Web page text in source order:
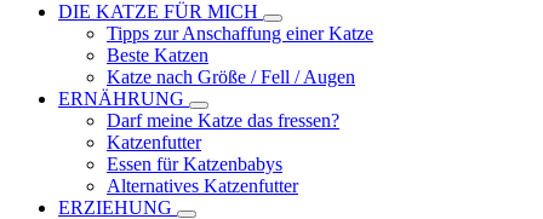
DIE KATZE FÜR MICH
Tipps zur Anschaffung einer Katze
Beste Katzen
Katze nach Größe / Fell / Augen
ERNÄHRUNG
Darf meine Katze das fressen?
Katzenfutter
Essen für Katzenbabys
Alternatives Katzenfutter
ERZIEHUNG